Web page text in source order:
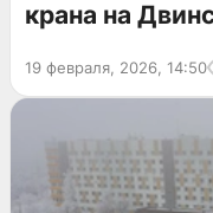
крана на
19 февраля, 2026, 14:50